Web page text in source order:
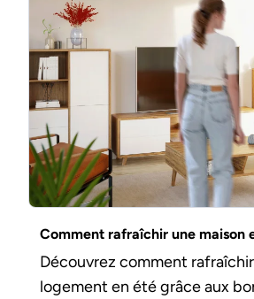
Comment rafraîchir une maison
Découvrez comment
logement en été grâce aux